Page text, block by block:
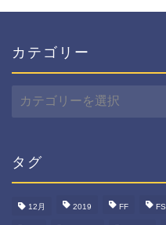
カテゴリー
テ
ー
タグ
12月 2019 FF FS